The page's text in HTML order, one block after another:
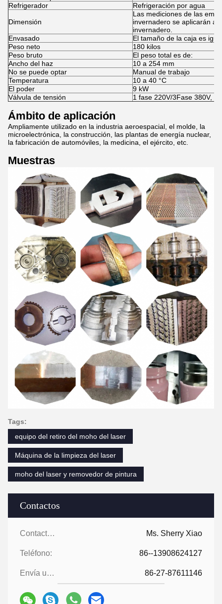
Contactos
Contactos: Ms. Sherry Xiao
Teléfono: 86--13908624127
Envía un fax.: 86-27-87611146
Refrigerador
Refrigeración por agua
Dimensión
Las mediciones de las
invernadero se aplicarán a
invernadero.
Envasado
El tamaño de la caja es
Peso neto
180 kilos
Peso bruto
El peso total es de:
Ancho del haz
10 a 254 mm
No se puede optar
Manual de trabajo
Temperatura
10 a 40 °C
El poder
9 kW
Válvula de tensión
1 fase 220V/3Fase 380V,
Ámbito de aplicación
Ampliamente utilizado en la industria aeroespacial, el molde, la
microelectrónica, la construcción, las plantas de energía nuclear,
la fabricación de automóviles, la medicina, el ejército, etc.
Muestras
Tags:
equipo del retiro del moho del laser
Máquina de la limpieza del laser
moho del laser y removedor de pintura